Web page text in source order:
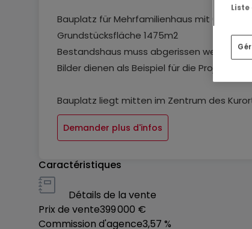
Bauplatz für Mehrfamilienhaus mit 6-12
Grundstücksfläche 1475m2
Bestandshaus muss abgerissen werden
Bilder dienen als Beispiel für die
Bauplatz liegt mitten im Zentrum des
Demander plus d'infos
Caractéristiques
Détails de la vente
Prix de vente399 000 €
Commission d'agence3,57 %